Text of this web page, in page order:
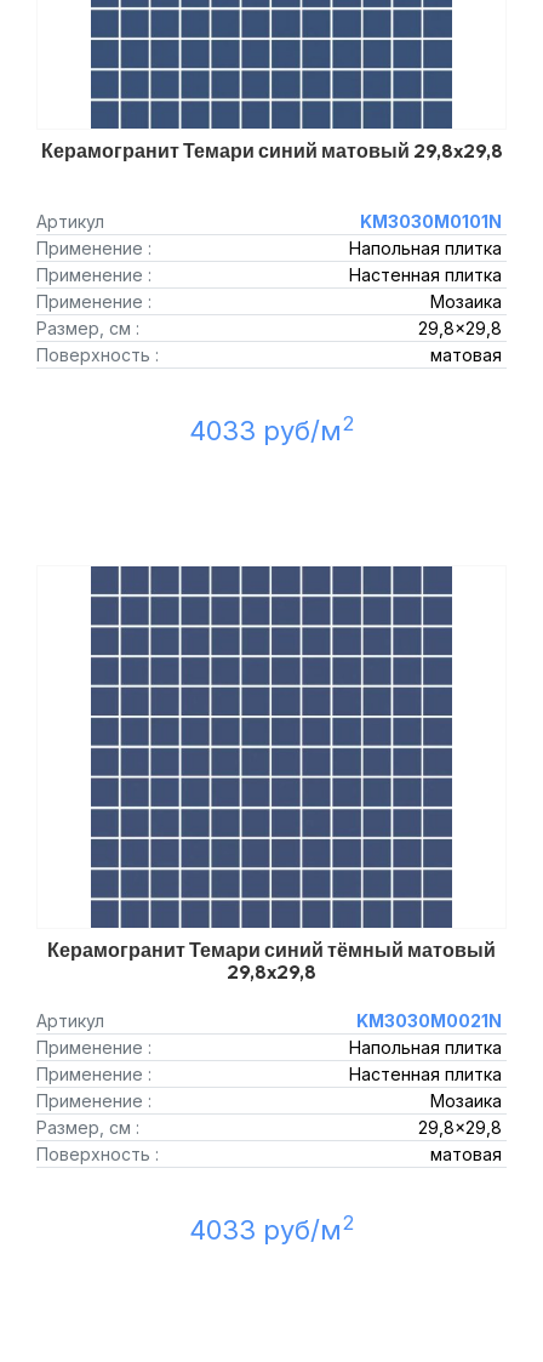
Керамогранит Темари синий матовый 29,8x29,8
Артикул
KM3030M0101N
Применение :
Напольная плитка
Применение :
Настенная плитка
Применение :
Мозаика
Размер, см :
29,8x29,8
Поверхность :
матовая
4033 руб/м2
Керамогранит Темари синий тёмный матовый
29,8x29,8
Артикул
KM3030M0021N
Применение :
Напольная плитка
Применение :
Настенная плитка
Применение :
Мозаика
Размер, см :
29,8x29,8
Поверхность :
матовая
4033 руб/м2